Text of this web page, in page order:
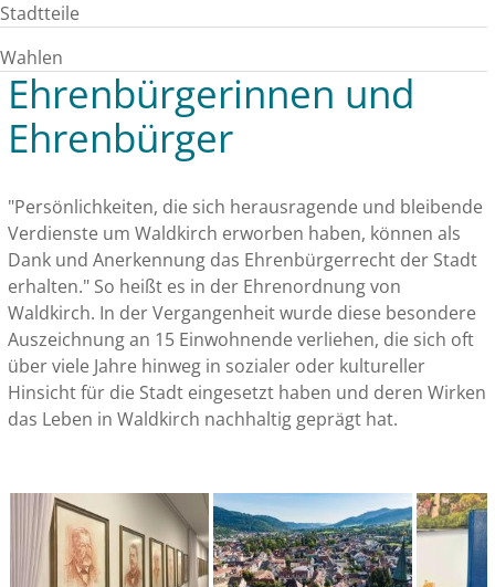
Stadtteile
Wahlen
Ehrenbürgerinnen und
Ehrenbürger
"Persönlichkeiten, die sich herausragende und bleibende
Verdienste um Waldkirch erworben haben, können als
Dank und Anerkennung das Ehrenbürgerrecht der Stadt
erhalten." So heißt es in der Ehrenordnung von
Waldkirch. In der Vergangenheit wurde diese besondere
Auszeichnung an 15 Einwohnende verliehen, die sich oft
über viele Jahre hinweg in sozialer oder kultureller
Hinsicht für die Stadt eingesetzt haben und deren Wirken
das Leben in Waldkirch nachhaltig geprägt hat.